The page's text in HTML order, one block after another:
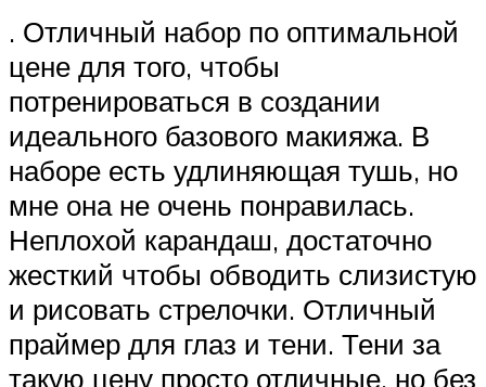
. Отличный набор по оптимальной
цене для того, чтобы
потренироваться в создании
идеального базового макияжа. В
наборе есть удлиняющая тушь, но
мне она не очень понравилась.
Неплохой карандаш, достаточно
жесткий чтобы обводить слизистую
и рисовать стрелочки. Отличный
праймер для глаз и тени. Тени за
такую цену просто отличные, но без